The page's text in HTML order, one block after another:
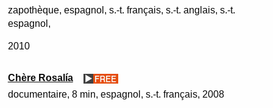
zapothèque, espagnol, s.-t. français, s.-t. anglais, s.-t.
espagnol
2010
Chère Rosalía
documentaire 8 min espagnol, s.-t. français 2008